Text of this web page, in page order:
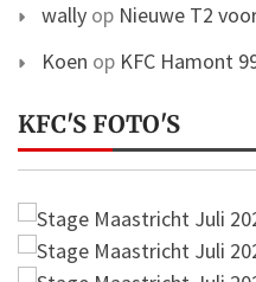
wally op Nieuwe T2
Koen op KFC Hamont
KFC'S FOTO'S